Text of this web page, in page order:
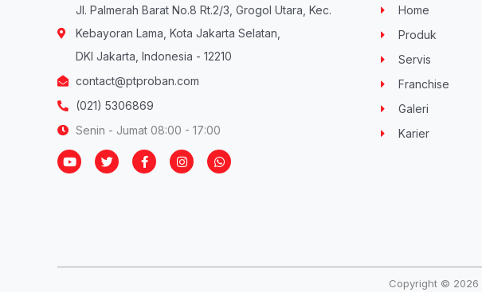
Jl. Palmerah Barat No.8 Rt.2/3, Grogol Utara, Kec.
Kebayoran Lama, Kota Jakarta Selatan,
DKI Jakarta, Indonesia - 12210
contact@ptproban.com
(021) 5306869
Senin - Jumat 08:00 - 17:00
Y
o
u
T
w
i
F
a
c
I
n
s
W
h
a
Home
Produk
Servis
Franchise
Galeri
Karier
Copyright © 2026